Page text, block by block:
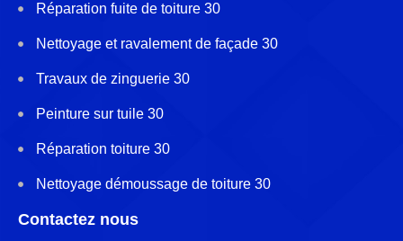
Réparation fuite de toiture 30
Nettoyage et ravalement de façade 30
Travaux de zinguerie 30
Peinture sur tuile 30
Réparation toiture 30
Nettoyage démoussage de toiture 30
Contactez nous